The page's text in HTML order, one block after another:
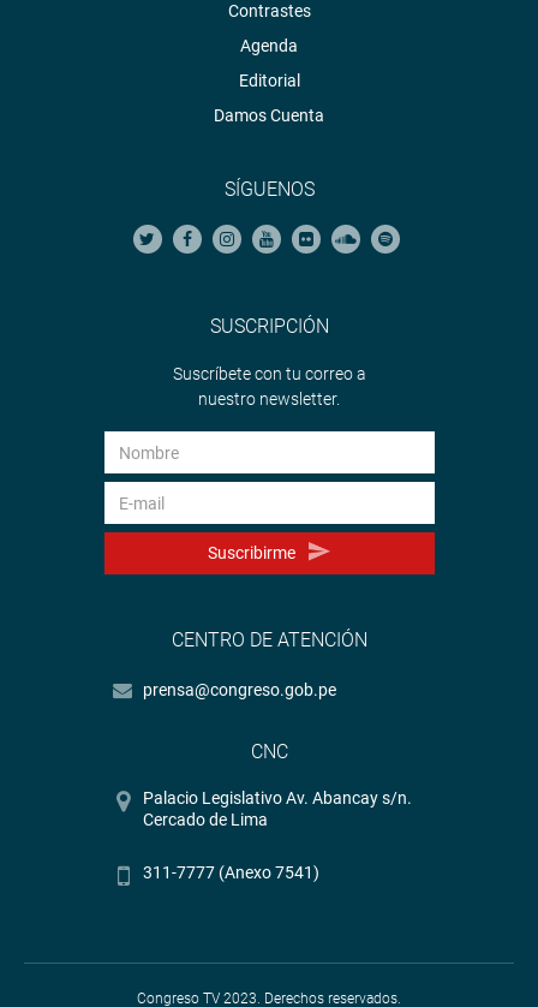
Contrastes
Agenda
Editorial
Damos Cuenta
SÍGUENOS
SUSCRIPCIÓN
Suscríbete con tu correo a
nuestro newsletter.
Suscribirme
CENTRO DE ATENCIÓN
prensa@congreso.gob.pe
CNC
Palacio Legislativo Av. Abancay s/n.
Cercado de Lima
311-7777 (Anexo 7541)
Congreso TV 2023. Derechos reservados.